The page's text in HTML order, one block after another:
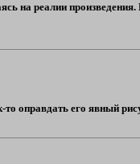
на реалии произведения.
оправдать его явный